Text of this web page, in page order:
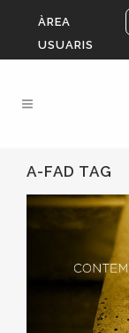
ÀREA
USUARIS
A-FAD TAG